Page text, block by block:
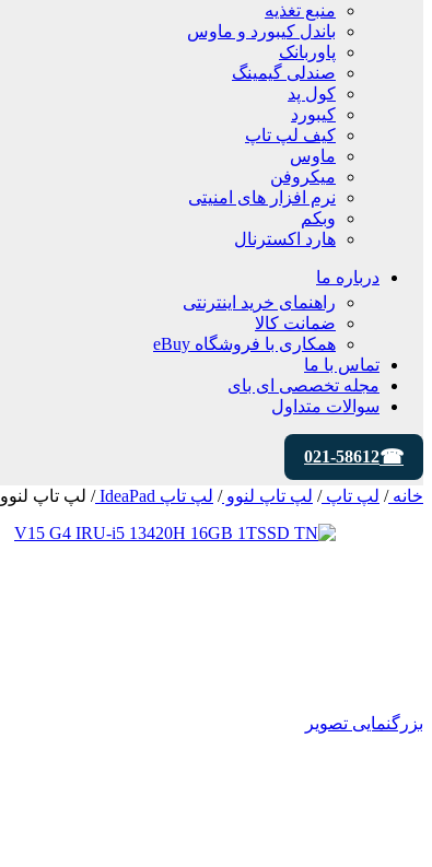
منبع تغذیه
باندل کیبورد و ماوس
پاوربانک
صندلی گیمینگ
کول پد
کیبورد
کیف لپ تاپ
ماوس
میکروفن
نرم افزار های امنیتی
وبکم
هارد اکسترنال
درباره ما
راهنمای خرید اینترنتی
ضمانت کالا
همکاری با فروشگاه eBuy
تماس با ما
مجله تخصصی ای‌ بای
سوالات متداول
021-58612
خانه/ لپ تاپ/ لپ تاپ لنوو/ لپ تاپ IdeaPad / لپ تاپ لنوو V15 | 8GB RAM | 256GB SSD | Celeron n4500
بزرگنمایی تصویر